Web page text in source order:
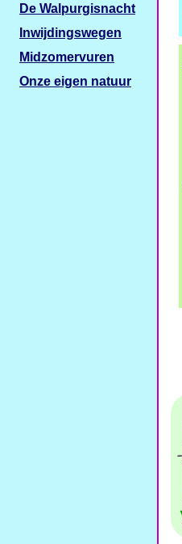
De Walpurgisnacht
Inwijdingswegen
Midzomervuren
Onze eigen natuur